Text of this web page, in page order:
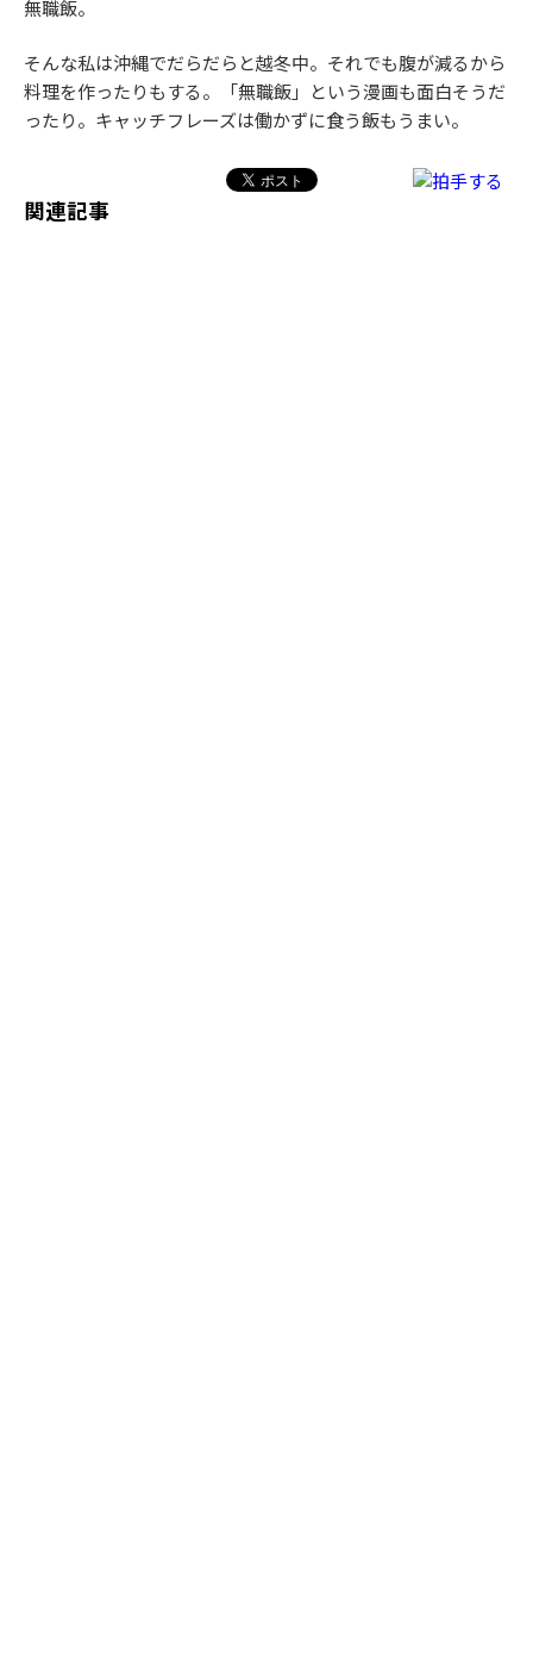
無職飯。
そんな私は沖縄でだらだらと越冬中。それでも腹が減るから
料理を作ったりもする。「無職飯」という漫画も面白そうだ
ったり。キャッチフレーズは働かずに食う飯もうまい。
関連記事